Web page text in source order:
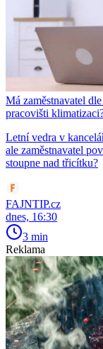
Má zaměstnavatel
pracovišti
Letní vedra v
ale zaměstnavatel
stoupne nad třicítku?
FAJNTIP.cz
dnes, 16:30
3 min
Reklama